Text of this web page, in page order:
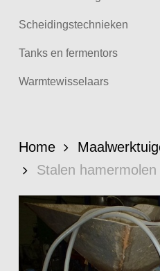
Scheidingstechnieken
Tanks en fermentors
Warmtewisselaars
Home
Stalen hamermolen